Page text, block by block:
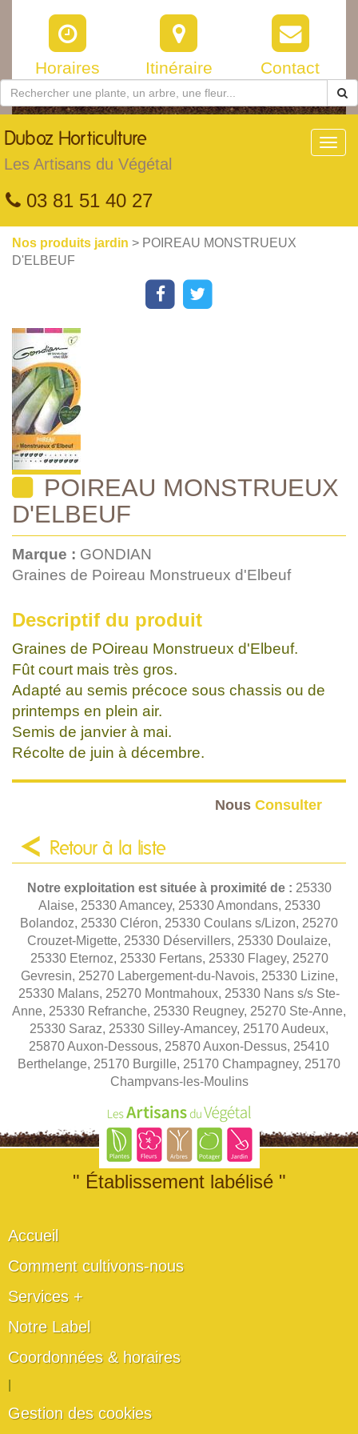
Horaires Itinéraire Contact
Duboz Horticulture
Les Artisans du Végétal
03 81 51 40 27
Nos produits jardin > POIREAU MONSTRUEUX
D'ELBEUF
POIREAU MONSTRUEUX
D'ELBEUF
Marque : GONDIAN
Graines de Poireau Monstrueux d'Elbeuf
Descriptif du produit
Graines de POireau Monstrueux d'Elbeuf.
Fût court mais très gros.
Adapté au semis précoce sous chassis ou de
printemps en plein air.
Semis de janvier à mai.
Récolte de juin à décembre.
Nous Consulter
Retour à la liste
Notre exploitation est située à proximité de : 25330
Alaise, 25330 Amancey, 25330 Amondans, 25330
Bolandoz, 25330 Cléron, 25330 Coulans s/Lizon, 25270
Crouzet-Migette, 25330 Déservillers, 25330 Doulaize,
25330 Eternoz, 25330 Fertans, 25330 Flagey, 25270
Gevresin, 25270 Labergement-du-Navois, 25330 Lizine,
25330 Malans, 25270 Montmahoux, 25330 Nans s/s Ste-
Anne, 25330 Refranche, 25330 Reugney, 25270 Ste-Anne,
25330 Saraz, 25330 Silley-Amancey, 25170 Audeux,
25870 Auxon-Dessous, 25870 Auxon-Dessus, 25410
Berthelange, 25170 Burgille, 25170 Champagney, 25170
Champvans-les-Moulins
" Établissement labélisé "
Accueil
Comment cultivons-nous
Services +
Notre Label
Coordonnées & horaires
Gestion des cookies